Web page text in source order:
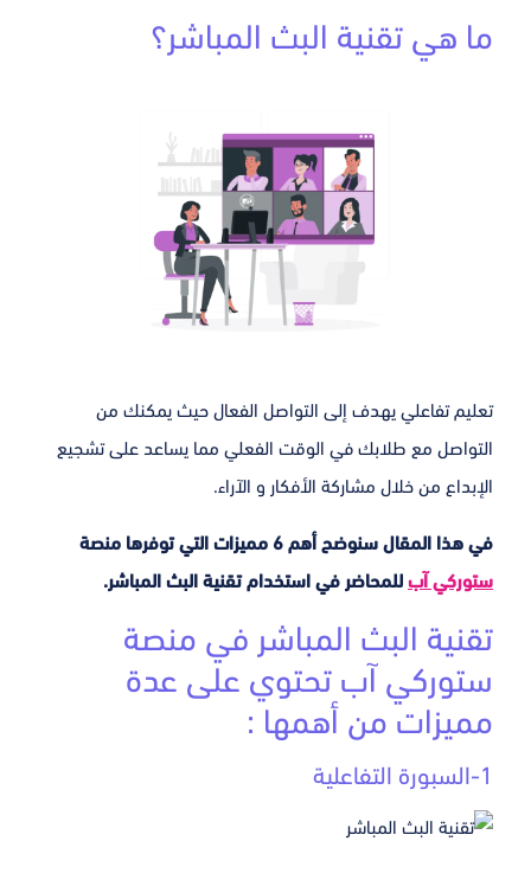
ما هي تقنية البث المباشر؟
تعليم تفاعلي يهدف إلى التواصل الفعال حيث يمكنك من
التواصل مع طلابك في الوقت الفعلي مما يساعد على تشجيع
الإبداع من خلال مشاركة الأفكار و الآراء.
في هذا المقال سنوضح أهم 6 مميزات التي توفرها منصة
ستوركي آب للمحاضر في استخدام تقنية البث المباشر.
تقنية البث المباشر في منصة
ستوركي آب تحتوي على عدة
مميزات من أهمها :
1-السبورة التفاعلية